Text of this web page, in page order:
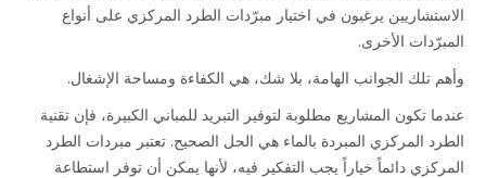
الاستشاريين يرغبون في اختيار مبرّدات الطرد المركزي على أنواع
المبرّدات الأخرى.
وأهم تلك الجوانب الهامة، بلا شك، هي الكفاءة ومساحة الإشغال.
عندما تكون المشاريع مطلوبة لتوفير التبريد للمباني الكبيرة، فإن تقنية
الطرد المركزي المبردة بالماء هي الحل الصحيح. تعتبر مبردات الطرد
المركزي دائماً خياراً يجب التفكير فيه، لأنها يمكن أن توفر استطاعة